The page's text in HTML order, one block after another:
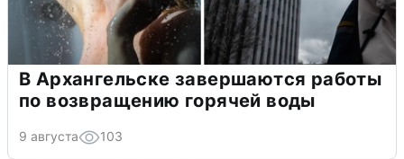
В Архангельске завершаются работы
по возвращению горячей воды
9 августа 103